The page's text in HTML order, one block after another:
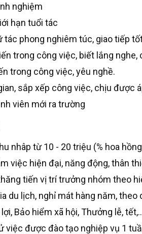
nghiệm
hạn tuổi tác
tác phong nghiêm túc, giao tiếp
trong công việc, biết lắng
trong công việc, yêu nghề.
sắp xếp công việc, chịu được
viên mới ra trường
nhâp từ 10 - 20 triệu (% hoa
việc hiện đại, năng động, thân
tiến vị trí trưởng nhóm theo
du lịch, nghỉ mát hàng năm, theo
Bảo hiểm xã hội, Thưởng lễ,
việc được đào tạo nghiệp vụ 1